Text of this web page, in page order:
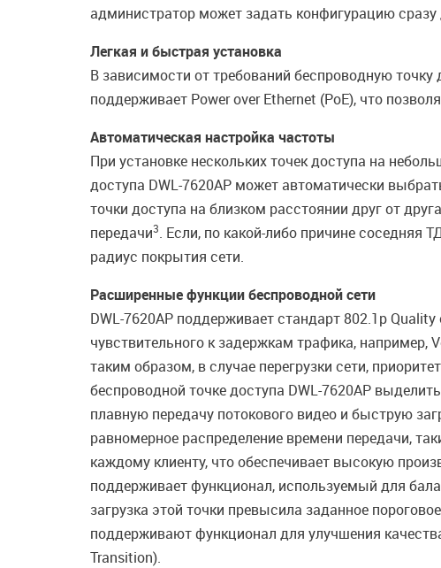
администратор может задать конфигурацию
Легкая и быстрая установка
В зависимости от требований беспроводную точку
поддерживает Power over Ethernet (PoE), что
Автоматическая настройка частоты
При установке нескольких точек доступа на
доступа DWL-7620AP может автоматически
точки доступа на близком расстоянии друг от
передачи3. Если, по какой-либо причине соседняя
радиус покрытия сети.
Расширенные функции беспроводной сети
DWL-7620AP поддерживает стандарт 802.1p
чувствительного к задержкам трафика, например,
таким образом, в случае перегрузки сети,
беспроводной точке доступа DWL-7620AP
плавную передачу потокового видео и быструю
равномерное распределение времени передачи,
каждому клиенту, что обеспечивает высокую
поддерживает функционал, используемый для
загрузка этой точки превысила заданное
поддерживают функционал для улучшения
Transition).